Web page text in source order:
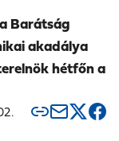
Barátság
akadálya
hétfőn a